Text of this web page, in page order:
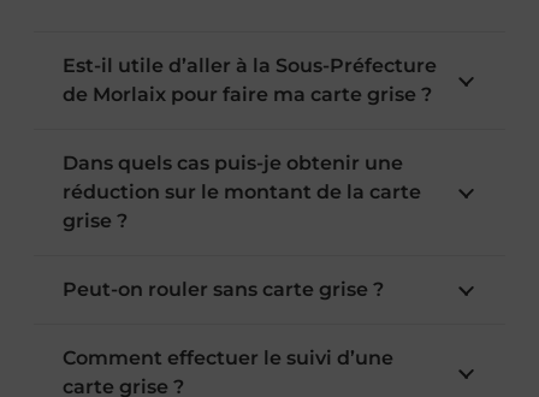
Est-il utile d’aller à la Sous-Préfecture
de Morlaix pour faire ma carte grise ?
Dans quels cas puis-je obtenir une
réduction sur le montant de la carte
grise ?
Peut-on rouler sans carte grise ?
Comment effectuer le suivi d’une
carte grise ?